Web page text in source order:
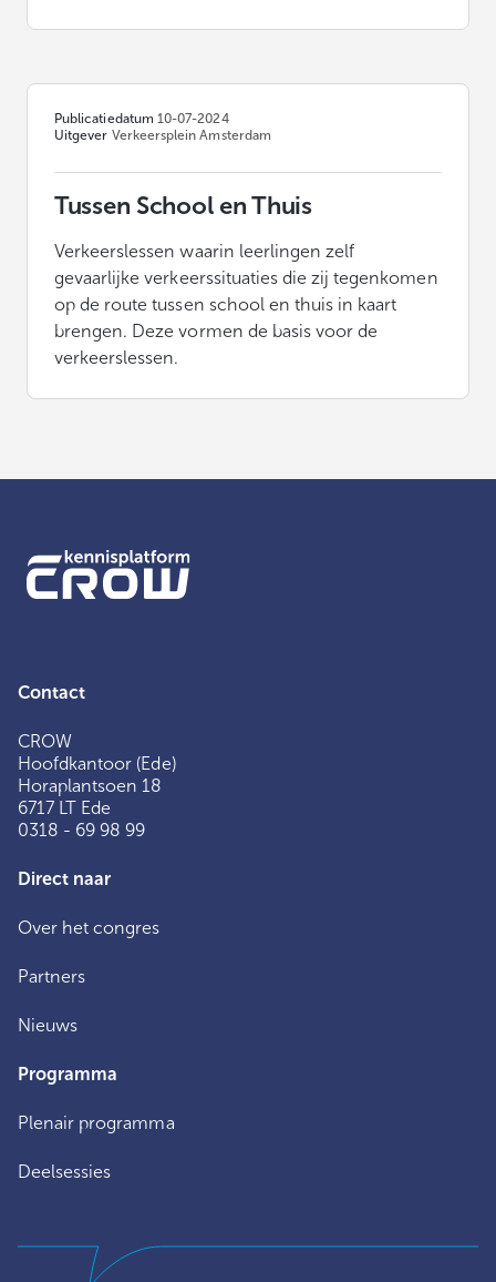
Publicatiedatum 10-07-2024
Uitgever Verkeersplein Amsterdam
Tussen School en Thuis
Verkeerslessen waarin leerlingen zelf
gevaarlijke verkeerssituaties die zij tegenkomen
op de route tussen school en thuis in kaart
brengen. Deze vormen de basis voor de
verkeerslessen.
Contact
CROW
Hoofdkantoor (Ede)
Horaplantsoen 18
6717 LT Ede
0318 - 69 98 99
Direct naar
Over het congres
Partners
Nieuws
Programma
Plenair programma
Deelsessies